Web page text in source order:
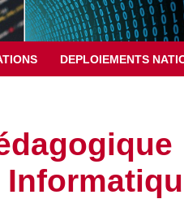
DEPLOIEMENTS